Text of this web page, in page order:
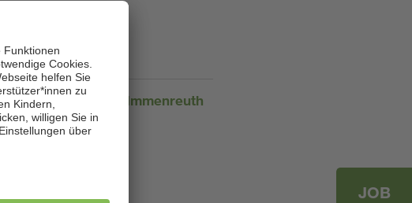
Immenreuth
JOB